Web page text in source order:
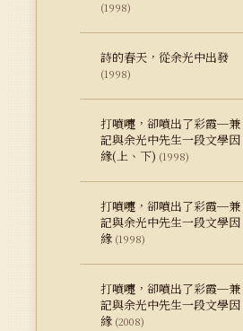
(1998)
詩的春天，從余光中出發
(1998)
打噴嚏，卻噴出了彩霞─兼
記與余光中先生一段文學因
緣(上、下) (1998)
打噴嚏，卻噴出了彩霞─兼
記與余光中先生一段文學因
緣 (1998)
打噴嚏，卻噴出了彩霞─兼
記與余光中先生一段文學因
緣 (2008)